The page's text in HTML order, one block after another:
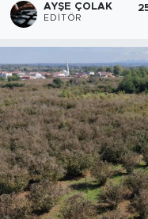
AYŞE ÇOLAK
EDITÖR
Haber Arşivi